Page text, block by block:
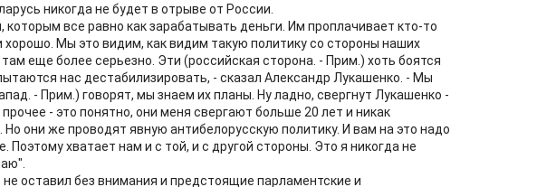
никогда не будет в отрыве от России.
которым все равно как зарабатывать деньги. Им проплачивает кто-то
хорошо. Мы это видим, как видим такую политику со стороны наших
еще более серьезно. Эти (российская сторона. - Прим.) хоть боятся
нас дестабилизировать, - сказал Александр Лукашенко. - Мы
- Прим.) говорят, мы знаем их планы. Ну ладно, свергнут Лукашенко -
- это понятно, они меня свергают больше 20 лет и никак
Но они же проводят явную антибелорусскую политику. И вам на это надо
Поэтому хватает нам и с той, и с другой стороны. Это я никогда не
не оставил без внимания и предстоящие парламентские и